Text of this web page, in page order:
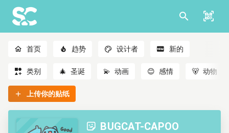
首页 趋势 设计者 新的
类别 🎄 圣诞 💫 动画 😊 感情 🐻 动物
上传你的贴纸
BUGCAT-CAPOO